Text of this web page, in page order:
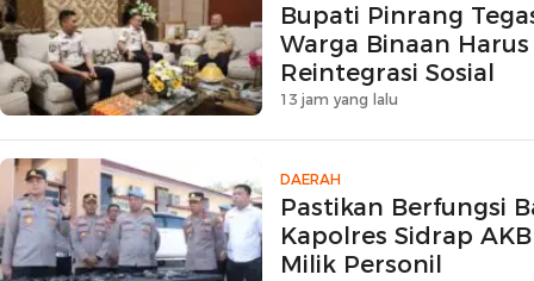
Bupati Pinrang
Warga Binaan
Reintegrasi Sosial
13 jam yang lalu
DAERAH
Pastikan Berfungsi
Kapolres Sidrap
Milik Personil